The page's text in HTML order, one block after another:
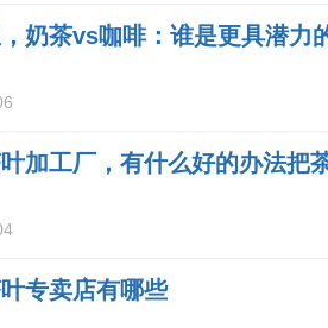
奶茶vs咖啡：谁是更具潜力
加工厂，有什么好的办法把
专卖店有哪些